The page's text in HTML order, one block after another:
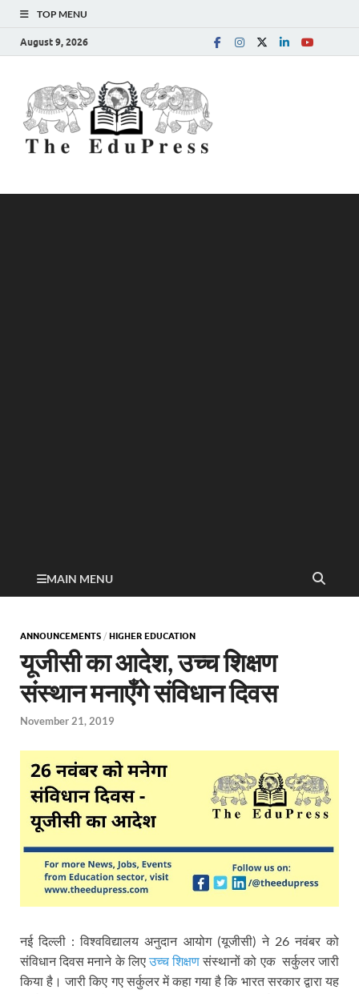
TOP MENU
August 9, 2026
MAIN MENU
ANNOUNCEMENTS / HIGHER EDUCATION
यूजीसी का आदेश, उच्च शिक्षण
संस्थान मनाएँगे संविधान दिवस
November 21, 2019
नई दिल्ली : विश्वविद्यालय अनुदान आयोग (यूजीसी) ने 26 नवंबर को
संविधान दिवस मनाने के लिएउच्च शिक्षणसंस्थानों को एक सर्कुलर जारी
किया है। जारी किए गए सर्कुलर में कहा गया है कि भारत सरकार द्वारा यह